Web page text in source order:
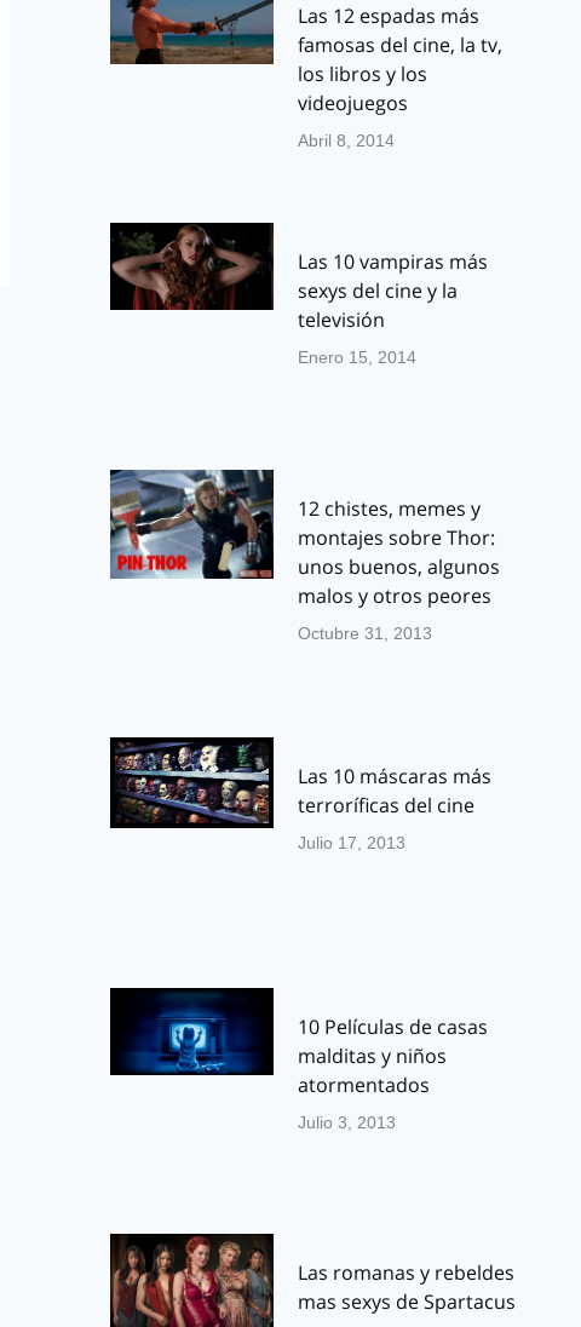
Las 12 espadas más
famosas del cine, la tv,
los libros y los
videojuegos
Abril 8, 2014
Las 10 vampiras más
sexys del cine y la
televisión
Enero 15, 2014
12 chistes, memes y
montajes sobre Thor:
unos buenos, algunos
malos y otros peores
Octubre 31, 2013
Las 10 máscaras más
terroríficas del cine
Julio 17, 2013
10 Películas de casas
malditas y niños
atormentados
Julio 3, 2013
Las romanas y rebeldes
mas sexys de Spartacus